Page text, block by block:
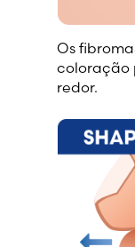
Os
coloração
redor.